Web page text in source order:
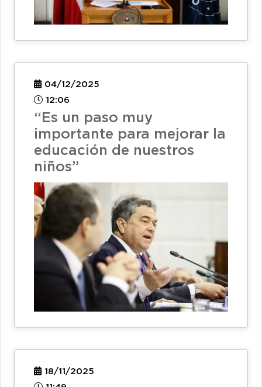
04/12/2025
12:06
“Es un paso muy
importante para mejorar la
educación de nuestros
niños”
18/11/2025